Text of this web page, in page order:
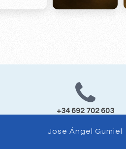
+34 692 702 603
Jose Ángel Gumiel